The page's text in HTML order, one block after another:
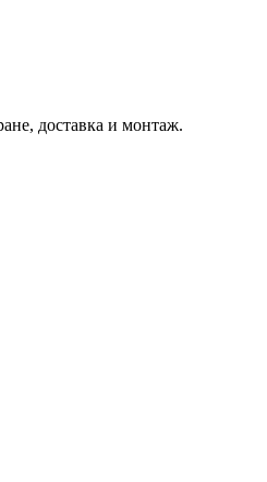
доставка и монтаж.